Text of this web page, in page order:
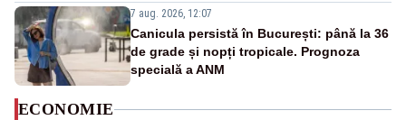
7 aug. 2026, 12:07
Canicula persistă în București: până la 36
de grade și nopți tropicale. Prognoza
specială a ANM
ECONOMIE